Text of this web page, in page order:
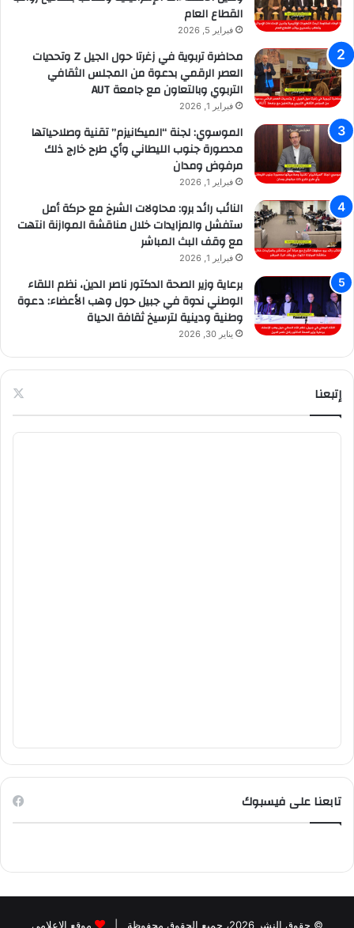
القطاع العام
فبراير 5, 2026
محاضرة تربوية في زغرتا حول الجيل Z وتحديات
العصر الرقمي بدعوة من المجلس الثقافي
التربوي وبالتعاون مع جامعة AUT
فبراير 1, 2026
الموسوي: لجنة “الميكانيزم” تقنية وصلاحياتها
محصورة جنوب الليطاني وأي طرح خارج ذلك
مرفوض ومدان
فبراير 1, 2026
النائب رائد برو: محاولات الشرخ مع حركة أمل
ستفشل والمزايدات خلال مناقشة الموازنة انتهت
مع وقف البث المباشر
فبراير 1, 2026
برعاية وزير الصحة الدكتور ناصر الدين، نظم اللقاء
الوطني ندوة في جبيل حول وهب الأعضاء: دعوة
وطنية ودينية لترسيخ ثقافة الحياة
يناير 30, 2026
إتبعنا
تابعنا على فيسبوك
© حقوق النشر 2026، جميع الحقوق محفوظة | موقع الاعلامي